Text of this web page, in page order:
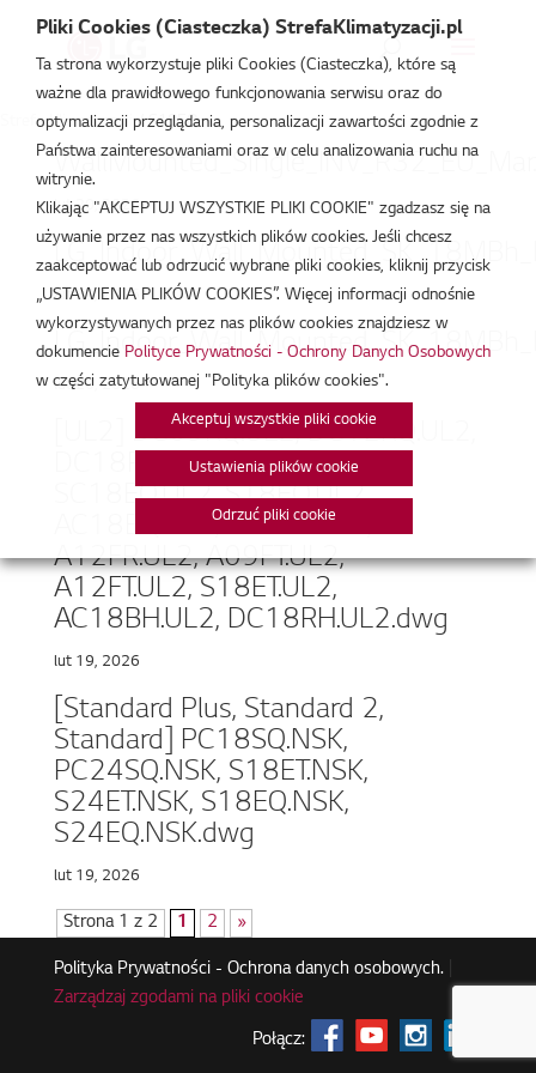
Strefa Klimatyzacji /S18EQ
lut 20, 2026
lut 20, 2026
lut 20, 2026
[UL2] DC09RQ.UL2, DC12RQ.UL2,
DC18RQ.UL2, PC18SQ.UL2,
SC18EQ.UL2, S18EQ.UL2,
AC18BQ.UL2, A09FR.UL2,
A12FR.UL2, A09FT.UL2,
A12FT.UL2, S18ET.UL2,
AC18BH.UL2, DC18RH.UL2.dwg
lut 19, 2026
[Standard Plus, Standard 2,
Standard] PC18SQ.NSK,
PC24SQ.NSK, S18ET.NSK,
S24ET.NSK, S18EQ.NSK,
S24EQ.NSK.dwg
lut 19, 2026
Strona 1 z 2 1 2 »
Polityka Prywatności - Ochrona danych osobowych.|
Zarządzaj zgodami na pliki cookie
Połącz:
Pliki Cookies (Ciasteczka) StrefaKlimatyzacji.pl
Ta strona wykorzystuje pliki Cookies (Ciasteczka), które są
ważne dla prawidłowego funkcjonowania serwisu oraz do
optymalizacji przeglądania, personalizacji zawartości zgodnie z
Państwa zainteresowaniami oraz w celu analizowania ruchu na
witrynie.
Klikając "AKCEPTUJ WSZYSTKIE PLIKI COOKIE" zgadzasz się na
używanie przez nas wszystkich plików cookies. Jeśli chcesz
zaakceptować lub odrzucić wybrane pliki cookies, kliknij przycisk
„USTAWIENIA PLIKÓW COOKIES”. Więcej informacji odnośnie
wykorzystywanych przez nas plików cookies znajdziesz w
dokumencie Polityce Prywatności - Ochrony Danych Osobowych
w części zatytułowanej "Polityka plików cookies".
Akceptuj wszystkie pliki cookie
Ustawienia plików cookie
Odrzuć pliki cookie